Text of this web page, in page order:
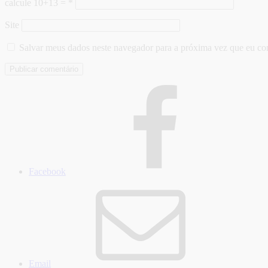
calcule 10+13 =
Site
Salvar meus dados neste navegador para a próxima vez que eu
Facebook
Email